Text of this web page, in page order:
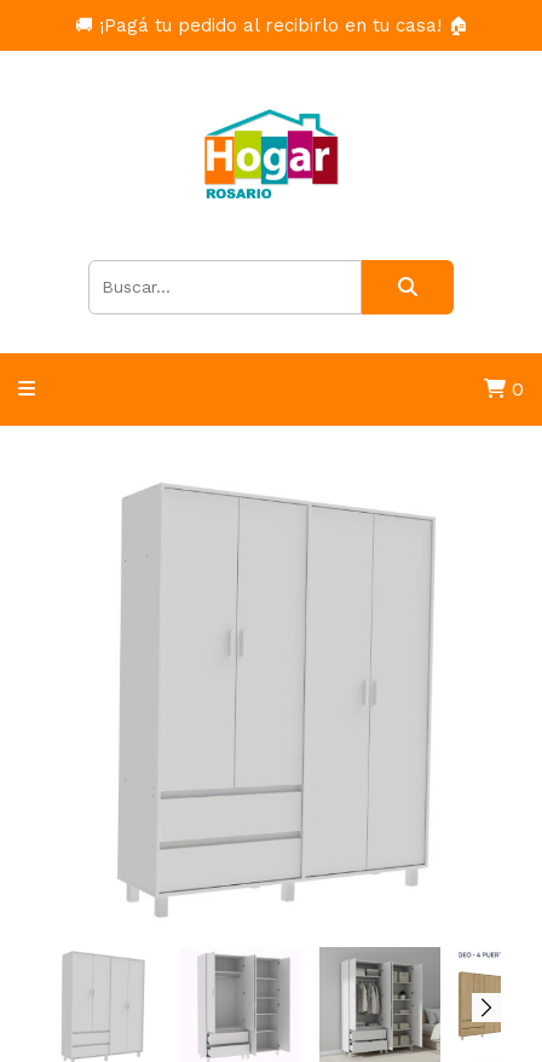
🚚 ¡Pagá tu pedido al recibirlo en tu casa! 🏠
0